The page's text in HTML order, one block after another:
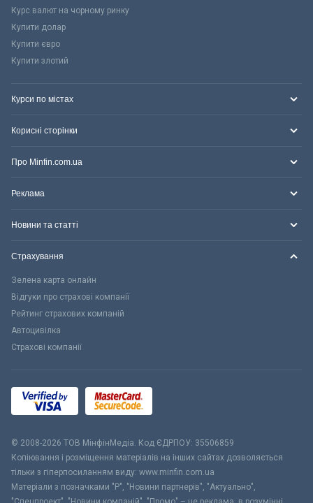
Курс валют на чорному ринку
Купити долар
Купити євро
Купити злотий
Курси по містах
Корисні сторінки
Про Minfin.com.ua
Реклама
Новини та статті
Страхування
Зелена карта онлайн
Відгуки про страхові компанії
Рейтинг страхових компаній
Автоцивілка
Страхові компанії
© 2008-2026 ТОВ МiнфiнМедiа. Код ЄДРПОУ: 35506859
Копіювання і розміщення матеріалів на інших сайтах дозволяється
тільки з гіперпосиланням виду: www.minfin.com.ua
Матеріали з позначками "Р", "Новини партнерів", "Актуально",